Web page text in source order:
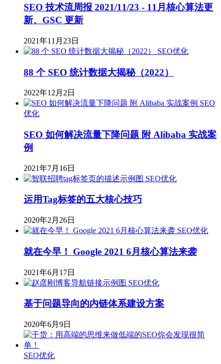
SEO 技术流周报 2021/11/23 - 11月核心算法更
新、GSC 更新
2021年11月23日
SEO优化
88 个 SEO 统计数据大揭秘（2022）
2022年12月2日
SEO
优化
SEO 如何解决流量下降问题 附 Alibaba 实战案
例
2021年7月16日
SEO优化
运用Tag标签的五大核心技巧
2020年2月26日
SEO优化
就在今早！ Google 2021 6月核心算法来袭
2021年6月17日
SEO优化
基于问题导向的内链体系建设方案
2020年6月9日
SEO优化